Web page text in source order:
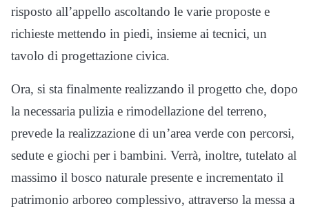
risposto all’appello ascoltando le varie proposte e
richieste mettendo in piedi, insieme ai tecnici, un
tavolo di progettazione civica.
Ora, si sta finalmente realizzando il progetto che, dopo
la necessaria pulizia e rimodellazione del terreno,
prevede la realizzazione di un’area verde con percorsi,
sedute e giochi per i bambini. Verrà, inoltre, tutelato al
massimo il bosco naturale presente e incrementato il
patrimonio arboreo complessivo, attraverso la messa a